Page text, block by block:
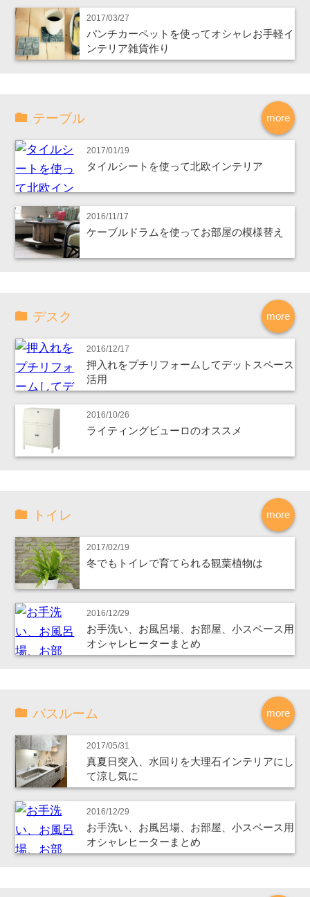
2017/03/27
パンチカーペットを使ってオシャレお手軽イ
ンテリア雑貨作り
more
テーブル
2017/01/19
タイルシートを使って北欧インテリア
2016/11/17
ケーブルドラムを使ってお部屋の模様替え
more
デスク
2016/12/17
押入れをプチリフォームしてデットスペース
活用
2016/10/26
ライティングビューロのオススメ
more
トイレ
2017/02/19
冬でもトイレで育てられる観葉植物は
2016/12/29
お手洗い、お風呂場、お部屋、小スペース用
オシャレヒーターまとめ
more
バスルーム
2017/05/31
真夏日突入、水回りを大理石インテリアにし
て涼し気に
2016/12/29
お手洗い、お風呂場、お部屋、小スペース用
オシャレヒーターまとめ